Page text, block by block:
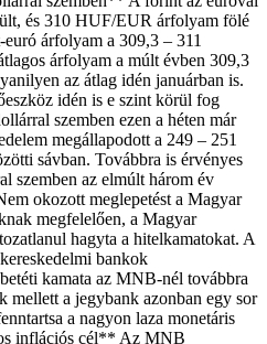
és 310 HUF/EUR árfolyam fölé
árfolyam a 309,3 – 311
árfolyam a múlt évben 309,3
az átlag idén januárban is.
idén is e szint körül fog
szemben ezen a héten már
megállapodott a 249 – 251
sávban. Továbbra is érvényes
szemben az elmúlt három év
okozott meglepetést a Magyar
megfelelően, a Magyar
hagyta a hitelkamatokat. A
bankok
kamata az MNB-nél továbbra
mellett a jegybank azonban egy sor
a nagyon laza monetáris
inflációs cél** Az MNB